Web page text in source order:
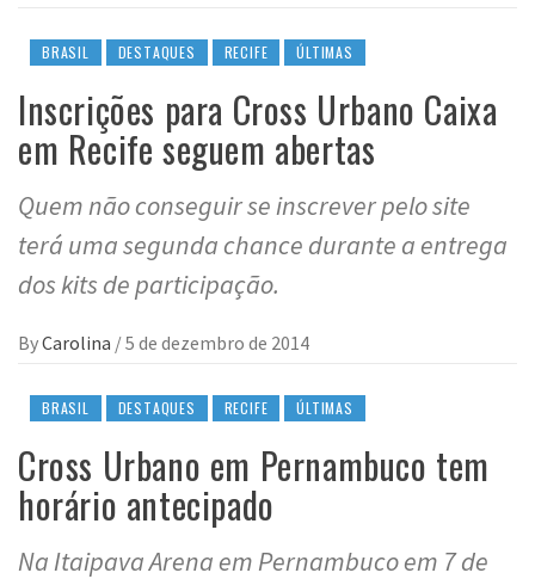
BRASIL DESTAQUES RECIFE ÚLTIMAS
Inscrições para Cross Urbano Caixa
em Recife seguem abertas
Quem não conseguir se inscrever pelo site
terá uma segunda chance durante a entrega
dos kits de participação.
ByCarolina /5 de dezembro de 2014
BRASIL DESTAQUES RECIFE ÚLTIMAS
Cross Urbano em Pernambuco tem
horário antecipado
Na Itaipava Arena em Pernambuco em 7 de